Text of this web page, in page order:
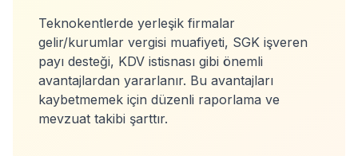
Teknokentlerde yerleşik firmalar
gelir/kurumlar vergisi muafiyeti, SGK işveren
payı desteği, KDV istisnası gibi önemli
avantajlardan yararlanır. Bu avantajları
kaybetmemek için düzenli raporlama ve
mevzuat takibi şarttır.